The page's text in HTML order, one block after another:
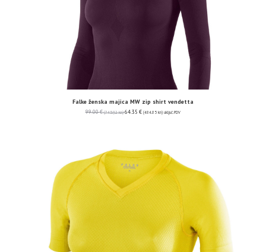
Falke ženska majica MW zip shirt vendetta
99.00€ (745.92 kn) 64.35 € (484.85 kn) uključ. PDV